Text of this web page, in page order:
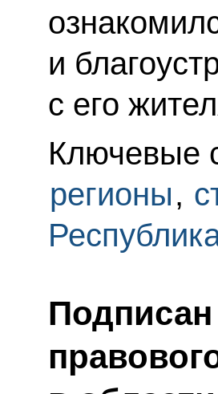
и
с его
Ключевые
регионы,
Подписан